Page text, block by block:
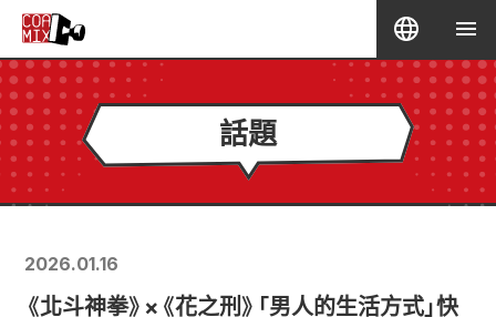
話題
2026.01.16
《北斗神拳》×《花之刑》「男人的生活方式」快